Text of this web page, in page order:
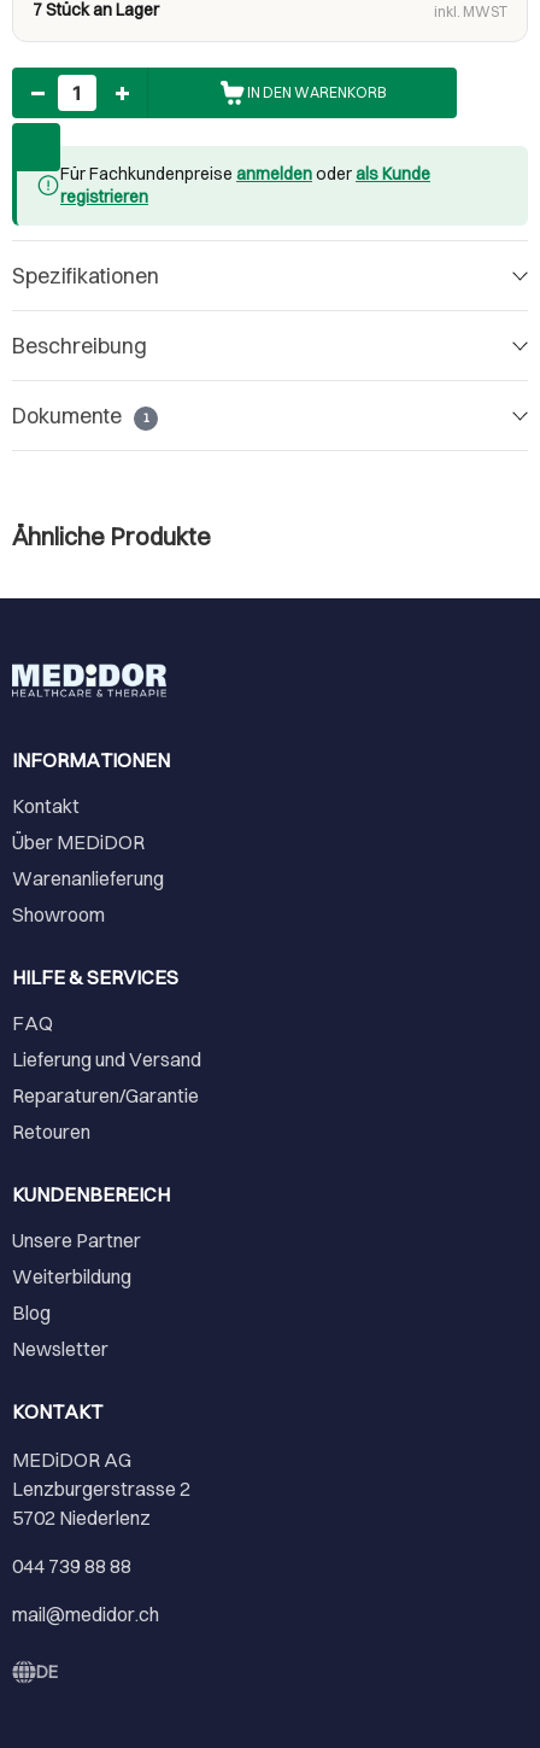
7 Stück an Lager inkl. MWST
Anzahl
IN DEN WARENKORB
Für Fachkundenpreise anmeldenoderals Kunde
registrieren
Spezifikationen
Beschreibung
Dokumente 1
Ähnliche Produkte
INFORMATIONEN
Kontakt
Über MEDiDOR
Warenanlieferung
Showroom
HILFE & SERVICES
FAQ
Lieferung und Versand
Reparaturen/Garantie
Retouren
KUNDENBEREICH
Unsere Partner
Weiterbildung
Blog
Newsletter
KONTAKT
MEDiDOR AG
Lenzburgerstrasse 2
5702 Niederlenz
044 739 88 88
mail@medidor.ch
DE